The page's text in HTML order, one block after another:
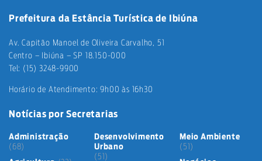
Prefeitura da Estância Turística de Ibiúna
Av. Capitão Manoel de Oliveira Carvalho, 51
Centro – Ibiúna – SP 18.150-000
Tel: (15) 3248-9900
Horário de Atendimento: 9h00 às 16h30
Notícias por Secretarias
Administração
(68)
Desenvolvimento
Urbano
(51)
Meio Ambiente
(51)